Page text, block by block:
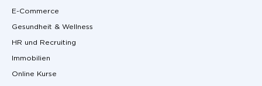
E-Commerce
Gesundheit & Wellness
HR und Recruiting
Immobilien
Online Kurse